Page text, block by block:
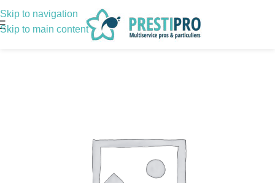
Skip to navigation
Skip to main content